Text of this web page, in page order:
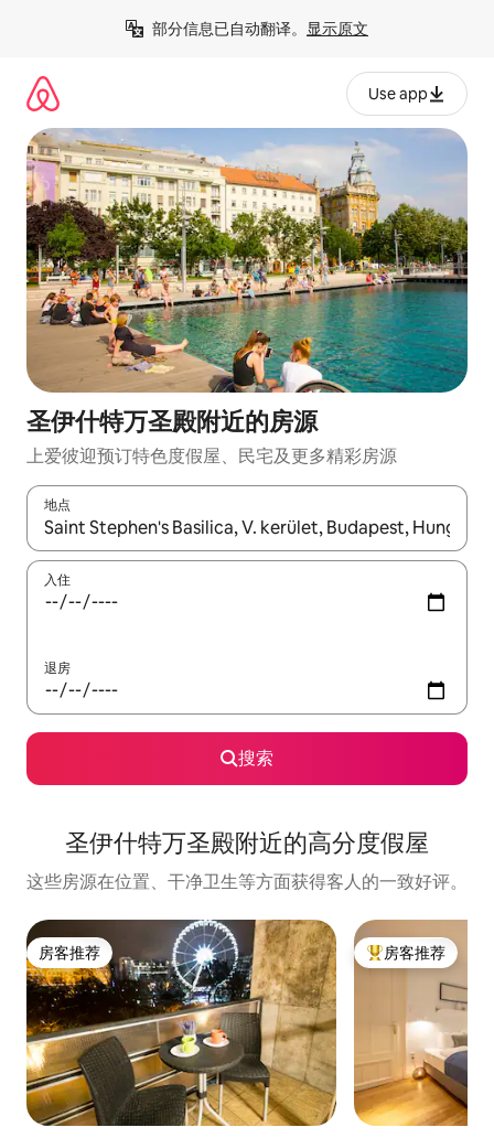
部分信息已自动翻译。 显示原文
Use app
圣伊什特万圣殿附近的房源
上爱彼迎预订特色度假屋、民宅及更多精彩房源
地点
如有搜索结果，请使用上下方向键查看，或通过点击或滑动手势
入住
退房
搜索
圣伊什特万圣殿附近的高分度假屋
这些房源在位置、干净卫生等方面获得客人的一致好评。
房客推荐
房客推荐 热门「房客推荐」
房客推荐